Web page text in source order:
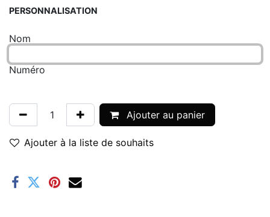
PERSONNALISATION
Nom
Numéro
Ajouter au panier
Ajouter à la liste de souhaits